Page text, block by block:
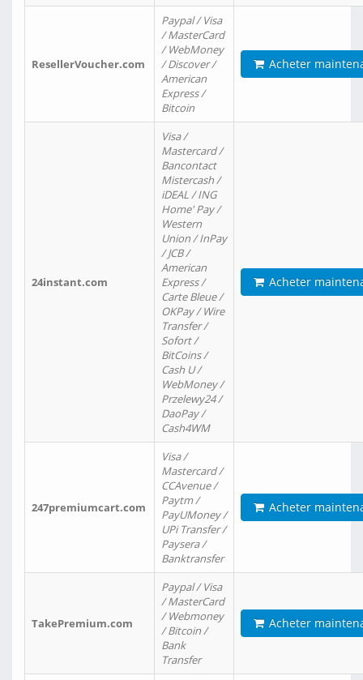
ResellerVoucher.com
Paypal / Visa
/ MasterCard
/ WebMoney
/ Discover /
American
Express /
Bitcoin
Acheter
24instant.com
Visa /
Mastercard /
Bancontact
Mistercash /
iDEAL / ING
Home' Pay /
Western
Union / InPay
/ JCB /
American
Express /
Carte Bleue /
OKPay / Wire
Transfer /
Sofort /
BitCoins /
Cash U /
WebMoney /
Przelewy24 /
DaoPay /
Cash4WM
Acheter
247premiumcart.com
Visa /
Mastercard /
CCAvenue /
Paytm /
PayUMoney /
UPi Transfer /
Paysera /
Banktransfer
Acheter
TakePremium.com
Paypal / Visa
/ MasterCard
/ Webmoney
/ Bitcoin /
Bank
Transfer
Acheter